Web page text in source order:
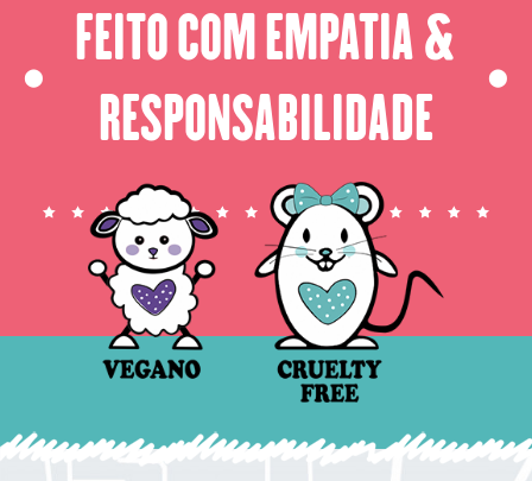
⬤
FEITO COM EMPATIA &
RESPONSABILIDADE
⬤